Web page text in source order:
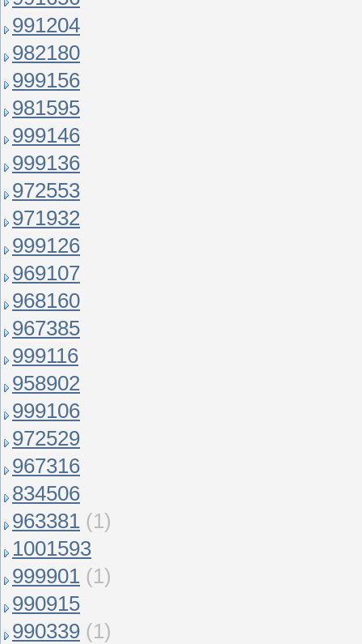
991204
982180
999156
981595
999146
999136
972553
971932
999126
969107
968160
967385
999116
958902
999106
972529
967316
834506
963381 (1)
1001593
999901 (1)
990915
990339 (1)